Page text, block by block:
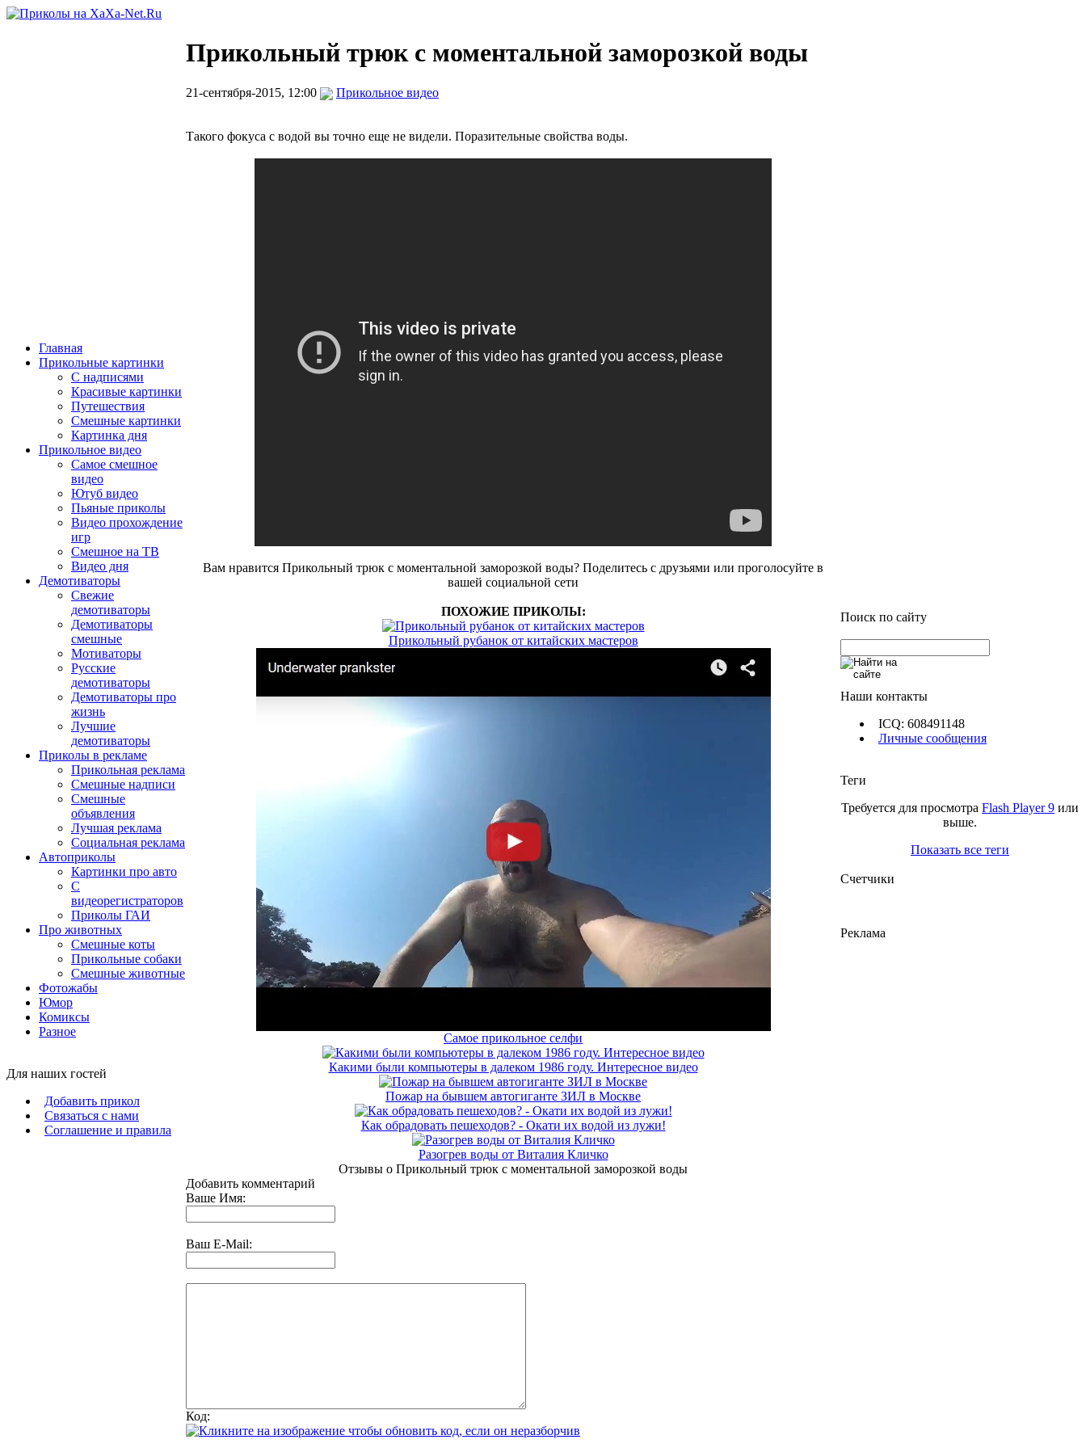
Главная
Прикольные картинки
С надписями
Красивые картинки
Путешествия
Смешные картинки
Картинка дня
Прикольное видео
Самое смешное
видео
Ютуб видео
Пьяные приколы
Видео прохождение
игр
Смешное на ТВ
Видео дня
Демотиваторы
Свежие
демотиваторы
Демотиваторы
смешные
Мотиваторы
Русские
демотиваторы
Демотиваторы про
жизнь
Лучшие
демотиваторы
Приколы в рекламе
Прикольная реклама
Смешные надписи
Смешные
объявления
Лучшая реклама
Социальная реклама
Автоприколы
Картинки про авто
С
видеорегистраторов
Приколы ГАИ
Про животных
Смешные коты
Прикольные собаки
Смешные животные
Фотожабы
Юмор
Комиксы
Разное
Для наших гостей
Добавить прикол
Связаться с нами
Соглашение и правила
Прикольный трюк с моментальной заморозкой воды
21-сентября-2015, 12:00 Прикольное видео
Такого фокуса с водой вы точно еще не видели. Поразительные свойства воды.
Вам нравится Прикольный трюк с моментальной заморозкой воды? Поделитесь с друзьями или проголосуйте в
вашей социальной сети
ПОХОЖИЕ ПРИКОЛЫ:
Прикольный рубанок от китайских мастеров
Самое прикольное селфи
Какими были компьютеры в далеком 1986 году. Интересное видео
Пожар на бывшем автогиганте ЗИЛ в Москве
Как обрадовать пешеходов? - Окати их водой из лужи!
Разогрев воды от Виталия Кличко
Отзывы о Прикольный трюк с моментальной заморозкой воды
Добавить комментарий
Ваше Имя:
Ваш E-Mail:
Код:
Поиск по сайту
Наши контакты
ICQ: 608491148
Личные сообщения
Теги
Требуется для просмотра Flash Player 9 или
выше.
Показать все теги
Счетчики
Реклама